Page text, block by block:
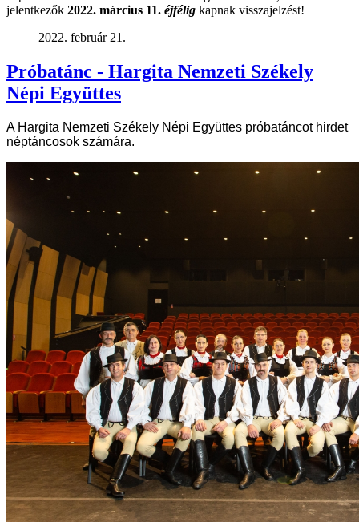
jelentkezők 2022. március 11. éjfélig kapnak visszajelzést!
2022. február 21.
Próbatánc - Hargita Nemzeti Székely
Népi Együttes
A Hargita Nemzeti Székely Népi Együttes próbatáncot hirdet
néptáncosok számára.